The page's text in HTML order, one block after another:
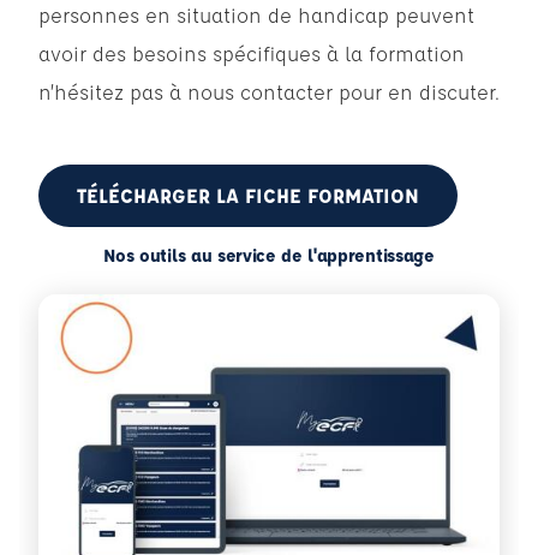
personnes en situation de handicap peuvent
avoir des besoins spécifiques à la formation
n’hésitez pas à nous contacter pour en discuter.
TÉLÉCHARGER LA FICHE FORMATION
Nos outils au service de l'apprentissage